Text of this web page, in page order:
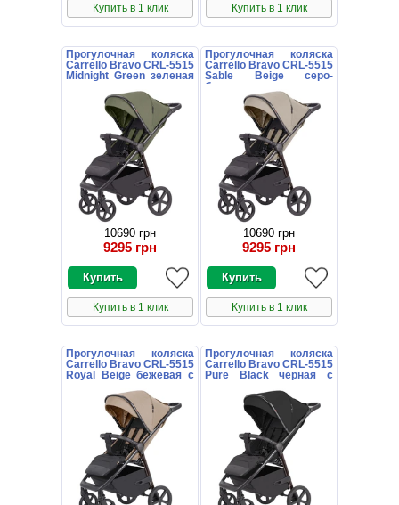
Купить в 1 клик Купить в 1 клик
Прогулочная коляска
Carrello Bravo CRL-5515
Midnight Green зеленая
10690 грн
9295 грн
Купить в 1 клик
Прогулочная коляска
Carrello Bravo CRL-5515
Sable Beige серо-
бежевая с чехлом на
10690 грн
9295 грн
Купить в 1 клик
Прогулочная коляска
Carrello Bravo CRL-5515
Royal Beige бежевая с
Прогулочная коляска
Carrello Bravo CRL-5515
Pure Black черная с